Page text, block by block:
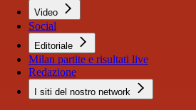
Video
Social
Editoriale
Milan partite e risultati live
Redazione
I siti del nostro network